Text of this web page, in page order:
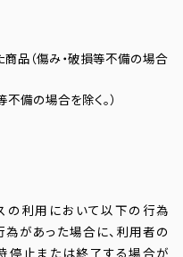
品（傷み・破損等不備の場合
備の場合を除く。）
の利用において以下の行為
為があった場合に、利用者の
停止または終了する場合が